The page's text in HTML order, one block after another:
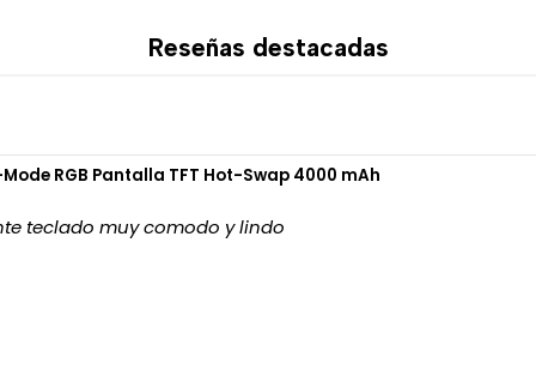
provenientes de diferentes
El chip de sonido C-Media
perfiles personalizados
⚡ Tecnología
Reseñas destacadas
RGB Pantalla TFT Hot-Swap 4000 mAh
teclado muy comodo y lindo